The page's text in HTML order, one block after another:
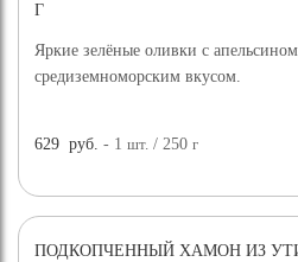
Г
Яркие зелёные оливки с
средиземноморским вкусом.
629 руб. - 1шт. / 250г
ПОДКОПЧЕННЫЙ ХАМОН ИЗ